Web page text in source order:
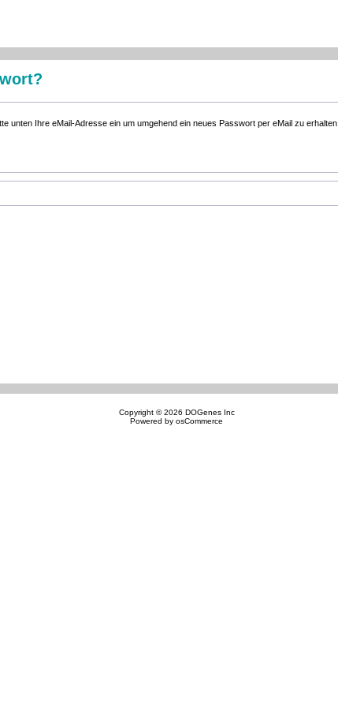
unten Ihre eMail-Adresse ein um umgehend ein neues Passwort per eMail zu erhalten.
Copyright © 2026 DOGenes Inc
Powered by osCommerce